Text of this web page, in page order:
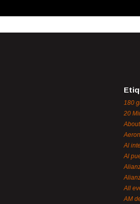
180
20
Al
Al
All
AM